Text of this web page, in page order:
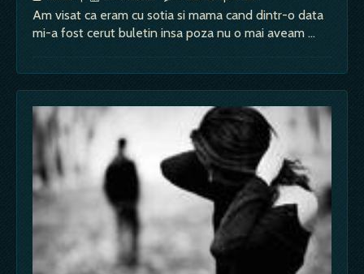
Am visat ca eram cu sotia si mama cand dintr-o data
mi-a fost cerut buletin insa poza nu o mai aveam …